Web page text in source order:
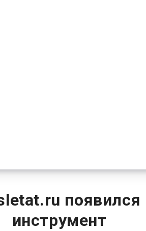
инструмент